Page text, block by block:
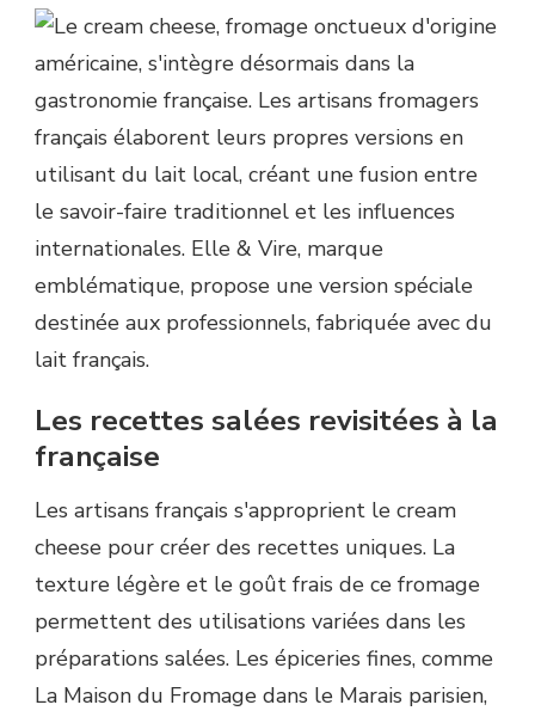
Le cream cheese, fromage onctueux d'origine
américaine, s'intègre désormais dans la
gastronomie française. Les artisans fromagers
français élaborent leurs propres versions en
utilisant du lait local, créant une fusion entre
le savoir-faire traditionnel et les influences
internationales. Elle & Vire, marque
emblématique, propose une version spéciale
destinée aux professionnels, fabriquée avec du
lait français.
Les recettes salées revisitées à la
française
Les artisans français s'approprient le cream
cheese pour créer des recettes uniques. La
texture légère et le goût frais de ce fromage
permettent des utilisations variées dans les
préparations salées. Les épiceries fines, comme
La Maison du Fromage dans le Marais parisien,